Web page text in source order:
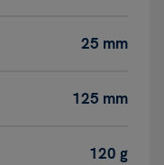
25 mm
125 mm
120 g